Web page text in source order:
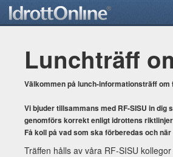
Lunchträff
Välkommen på lunch-informationsträff
Vi bjuder tillsammans med RF-SISU in
genomförs korrekt enligt idrottens
Få koll på vad som ska förberedas och
Träffen hålls av våra RF-SISU